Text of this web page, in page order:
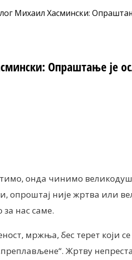
Михаил Хасмински:
Опраштање је
онда чинимо
опроштај није жртва или
нас саме.
мржња, бес терет
Жртву